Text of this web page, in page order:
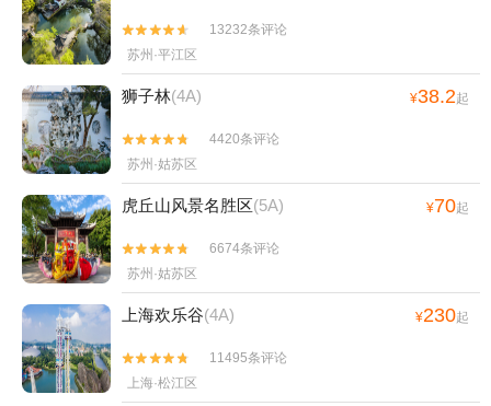


13232条评论
苏州·平江区
狮子林(4A) ¥38.2起


4420条评论
苏州·姑苏区
虎丘山风景名胜区(5A) ¥70起


6674条评论
苏州·姑苏区
上海欢乐谷(4A) ¥230起


11495条评论
上海·松江区